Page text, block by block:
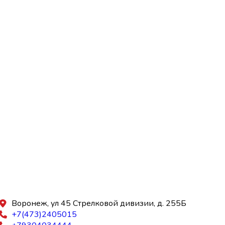
Воронеж, ул 45 Стрелковой дивизии, д. 255Б
+7(473)2405015